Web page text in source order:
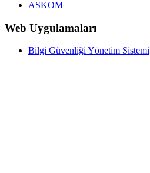
ASKOM
Web Uygulamaları
Bilgi Güvenliği Yönetim Sistemi